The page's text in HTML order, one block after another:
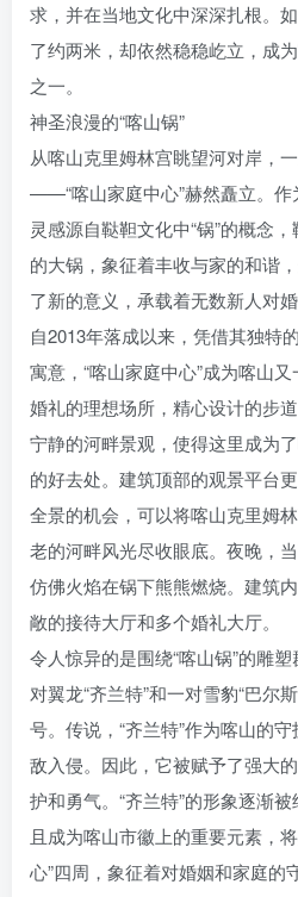
求，并在当地文化中深深扎根。
了约两米，却依然稳稳屹立，成
之一。
神圣浪漫的“喀山锅”
从喀山克里姆林宫眺望河对岸，
——“喀山家庭中心”赫然矗立。作
灵感源自鞑靼文化中“锅”的概念
的大锅，象征着丰收与家的和谐
了新的意义，承载着无数新人对婚
自2013年落成以来，凭借其独特
寓意，“喀山家庭中心”成为喀山
婚礼的理想场所，精心设计的步
宁静的河畔景观，使得这里成为
的好去处。建筑顶部的观景平台
全景的机会，可以将喀山克里姆
老的河畔风光尽收眼底。夜晚，
仿佛火焰在锅下熊熊燃烧。建筑
敞的接待大厅和多个婚礼大厅。
令人惊异的是围绕“喀山锅”的雕
对翼龙“齐兰特”和一对雪豹“巴尔
号。传说，“齐兰特”作为喀山的
敌入侵。因此，它被赋予了强大
护和勇气。“齐兰特”的形象逐渐
且成为喀山市徽上的重要元素，
心”四周，象征着对婚姻和家庭的守